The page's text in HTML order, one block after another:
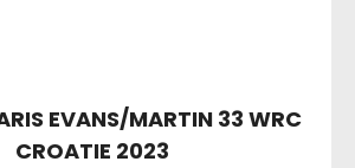
EVANS/MARTIN 33 WRC
CROATIE 2023